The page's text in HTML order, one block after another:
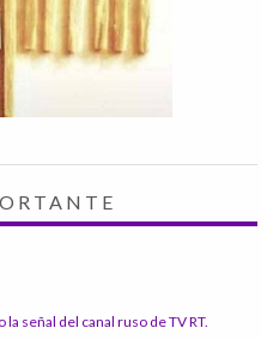
señal del canal ruso de TV RT.